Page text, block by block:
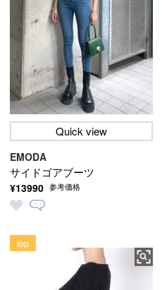
Quick view
サイドゴアブーツ
EMODA
¥13990 参考価格
top